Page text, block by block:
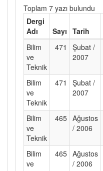
Toplam 7 yazı bulundu
Dergi
Adı
Sayı Tarih
Bilim
ve
Teknik
471
Şubat /
2007
Bilim
ve
Teknik
471
Şubat /
2007
Bilim
ve
Teknik
465 Ağustos
/ 2006
Bilim
ve
465 Ağustos
/ 2006